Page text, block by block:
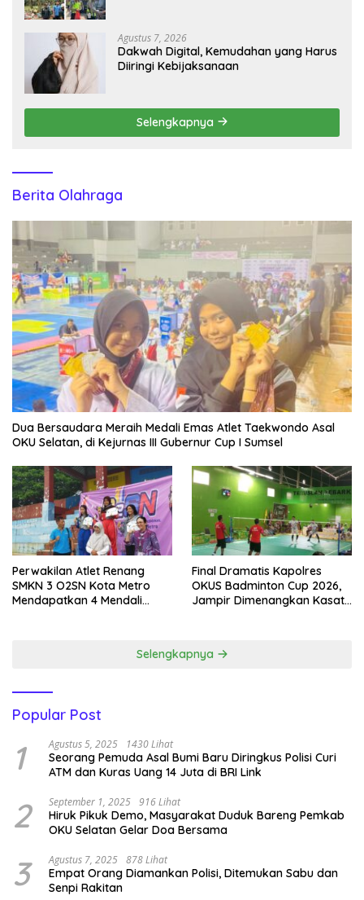
Agustus 7, 2026
Dakwah Digital, Kemudahan yang Harus
Diiringi Kebijaksanaan
Selengkapnya
Berita Olahraga
Dua Bersaudara Meraih Medali Emas Atlet Taekwondo Asal
OKU Selatan, di Kejurnas III Gubernur Cup I Sumsel
Perwakilan Atlet Renang
SMKN 3 O2SN Kota Metro
Mendapatkan 4 Mendali
Final Dramatis Kapolres
OKUS Badminton Cup 2026,
Jampir Dimenangkan Kasat
Selengkapnya
Popular Post
1 Agustus 5, 2025 1430 Lihat
Seorang Pemuda Asal Bumi Baru Diringkus Polisi Curi
ATM dan Kuras Uang 14 Juta di BRI Link
2 September 1, 2025 916 Lihat
Hiruk Pikuk Demo, Masyarakat Duduk Bareng Pemkab
OKU Selatan Gelar Doa Bersama
3 Agustus 7, 2025 878 Lihat
Empat Orang Diamankan Polisi, Ditemukan Sabu dan
Senpi Rakitan